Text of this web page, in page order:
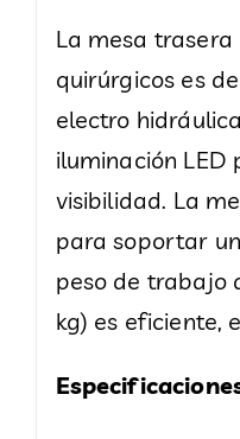
La mesa
quirúrgicos es
electro
iluminación
visibilidad. La
para soportar
peso de trabajo
kg) es eficiente,